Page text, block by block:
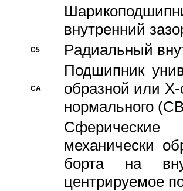
внутренний
C5 Pадиальный
CA
Подшипник
образной или
нормального
Сферические
механически
борта на
центрируемое